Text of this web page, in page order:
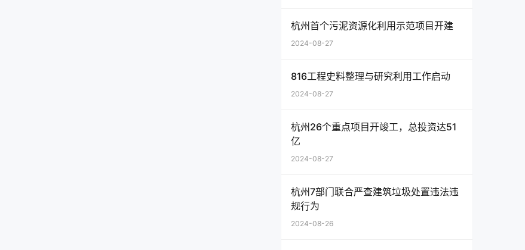
杭州首个污泥资源化利用示范项目开建
2024-08-27
816工程史料整理与研究利用工作启动
2024-08-27
杭州26个重点项目开竣工，总投资达51
亿
2024-08-27
杭州7部门联合严查建筑垃圾处置违法违
规行为
2024-08-26